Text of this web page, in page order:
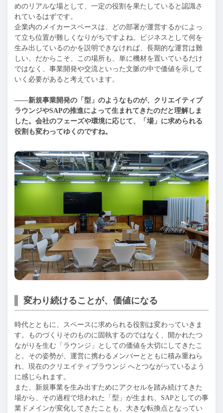
めのリアルな場として、一定の役割を果たしていると認識さ
れているはずです。
企業内のメイカースペースは、どの部署が運営するかによっ
て立ち位置が難しくなりがちですよね。ビジネスとして何を
生み出しているのかを説明できなければ、長期的な運営は難
しい。だからこそ、この場所も、単に機材を置いているだけ
ではなく、事業開発や交流といった文脈の中で価値を示して
いく必要があると考えています。
——新規事業開発の「型」のようなものが、クリエイティブ
ラウンジやSAPの推進によって生まれてきたのだと理解しま
した。会社のフェーズや環境に応じて、「場」に求められる
役割も変わってゆくのですね。
変わり続けることが、価値になる
時代とともに、スペースに求められる役割は変わっていきま
す。ものづくりそのものに固執するのではなく、開かれたつ
ながりを生む「ラウンジ」としての価値を大切にしてきたこ
と。その姿勢が、運営に携わるメンバーとともに積み重ねら
れ、現在のクリエイティブラウンジ へとつながっているよう
に感じられます。
また、新規事業を生み出すためにアクセルを踏み続けてきた
場から、その過程で培われた「型」が生まれ、SAPとしての事
業ドメインが変化してきたことも、大きな転換点となってい